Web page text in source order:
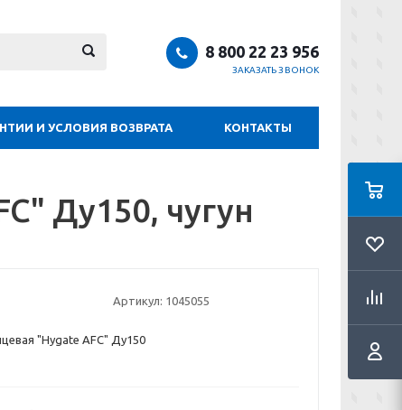
8 800 22 23 956
ЗАКАЗАТЬ ЗВОНОК
И УСЛОВИЯ ВОЗВРАТА КОНТАКТЫ
Ду150, чугун
Артикул: 1045055
"Hygate AFC" Ду150